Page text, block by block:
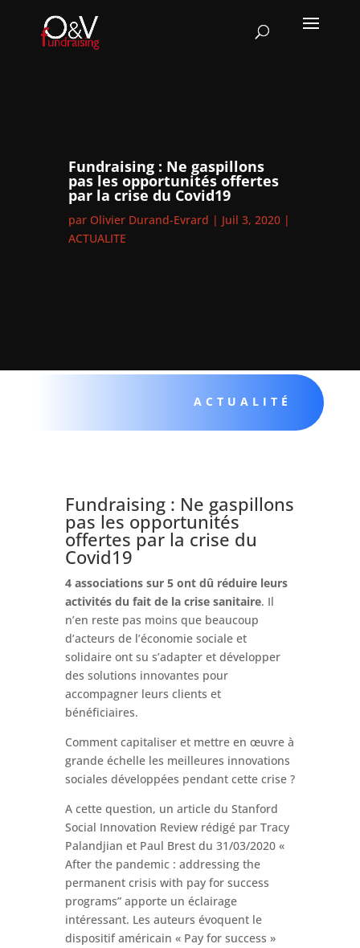
Fundraising : Ne gaspillons
pas les opportunités offertes
par la crise du Covid19
par Olivier Durand-Evrard | Juil 3, 2020|
ACTUALITE
ACTUALITÉ
Fundraising : Ne gaspillons
pas les opportunités
offertes par la crise du
Covid19
4 associations sur 5 ont dû réduire leurs
activités du fait de la crise sanitaire. Il
n’en reste pas moins que beaucoup
d’acteurs de l’économie sociale et
solidaire ont su s’adapter et développer
des solutions innovantes pour
accompagner leurs clients et
bénéficiaires.
Comment capitaliser et mettre en œuvre à
grande échelle les meilleures innovations
sociales développées pendant cette crise ?
A cette question, un article du Stanford
Social Innovation Review rédigé par Tracy
Palandjian et Paul Brest du 31/03/2020 «
After the pandemic : addressing the
permanent crisis with pay for success
programs” apporte un éclairage
intéressant. Les auteurs évoquent le
dispositif américain « Pay for success »